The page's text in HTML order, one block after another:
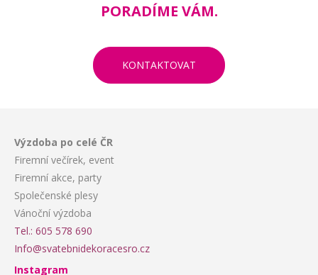
PORADÍME VÁM.
KONTAKTOVAT
Výzdoba po celé ČR
Firemní večírek, event
Firemní akce, party
Společenské plesy
Vánoční výzdoba
Tel.: 605 578 690
Info@svatebnidekoracesro.cz
Instagram